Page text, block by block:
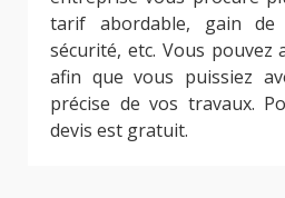
tarif abordable, gain
sécurité, etc. Vous pouvez
afin que vous puissiez
précise de vos travaux.
devis est gratuit.